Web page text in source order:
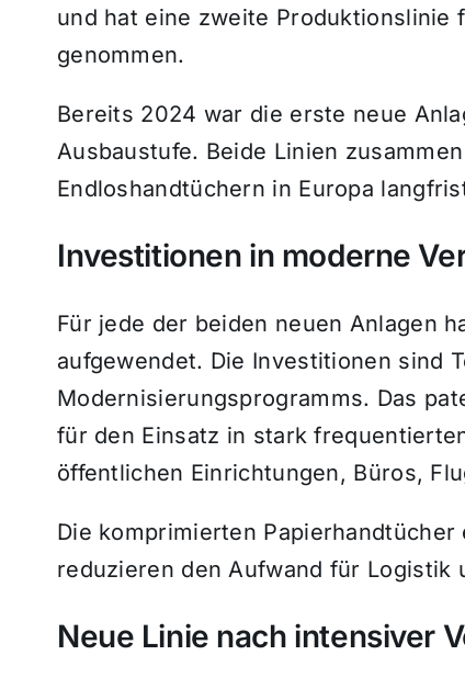
und hat eine zweite Produktionslinie
genommen.
Bereits 2024 war die erste neue
Ausbaustufe. Beide Linien
Endloshandtüchern in Europa
Investitionen in moderne
Für jede der beiden neuen Anlagen
aufgewendet. Die Investitionen sind
Modernisierungsprogramms. Das
für den Einsatz in stark
öffentlichen Einrichtungen, Büros,
Die komprimierten
reduzieren den Aufwand für Logistik
Neue Linie nach intensiver